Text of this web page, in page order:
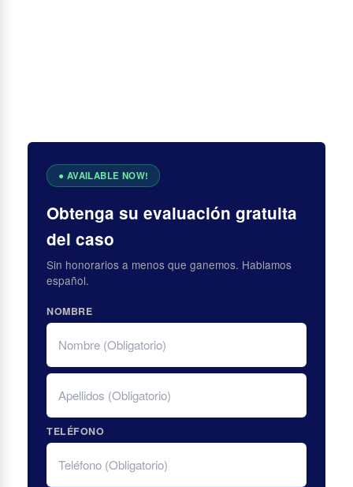
Obtenga su evaluación gratuita
del caso
Sin honorarios a menos que ganemos. Hablamos
español.
NOMBRE
FIRST
LAST
TELÉFONO